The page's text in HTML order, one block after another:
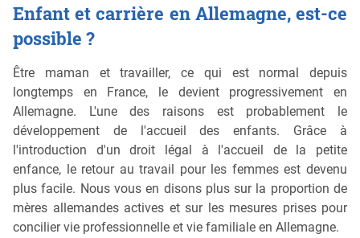
Enfant et carrière en Allemagne, est-ce
possible ?
Être maman et travailler, ce qui est normal depuis
longtemps en France, le devient progressivement en
Allemagne. L'une des raisons est probablement le
développement de l'accueil des enfants. Grâce à
l'introduction d'un droit légal à l'accueil de la petite
enfance, le retour au travail pour les femmes est devenu
plus facile. Nous vous en disons plus sur la proportion de
mères allemandes actives et sur les mesures prises pour
concilier vie professionnelle et vie familiale en Allemagne.